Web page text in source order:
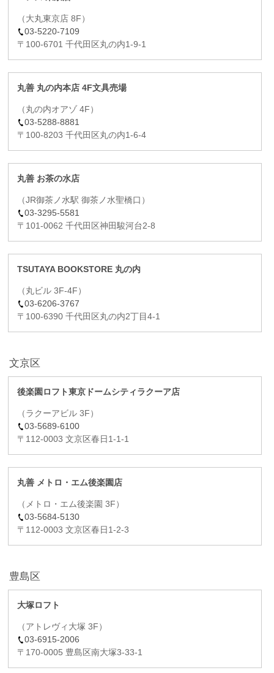
（大丸東京店 8F）
03-5220-7109
〒100-6701 千代田区丸の内1-9-1
丸善 丸の内本店 4F文具売場
（丸の内オアゾ 4F）
03-5288-8881
〒100-8203 千代田区丸の内1-6-4
丸善 お茶の水店
（JR御茶ノ水駅 御茶ノ水聖橋口）
03-3295-5581
〒101-0062 千代田区神田駿河台2-8
TSUTAYA BOOKSTORE 丸の内
（丸ビル 3F-4F）
03-6206-3767
〒100-6390 千代田区丸の内2丁目4-1
文京区
後楽園ロフト東京ドームシティラクーア店
（ラクーアビル 3F）
03-5689-6100
〒112-0003 文京区春日1-1-1
丸善 メトロ・エム後楽園店
（メトロ・エム後楽園 3F）
03-5684-5130
〒112-0003 文京区春日1-2-3
豊島区
大塚ロフト
（アトレヴィ大塚 3F）
03-6915-2006
〒170-0005 豊島区南大塚3-33-1